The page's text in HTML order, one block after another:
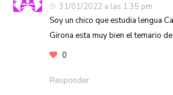
31/01/2022 a las 1:35 pm
Soy un chico que estudia lengua
Girona esta muy bien el temario
0
Responder